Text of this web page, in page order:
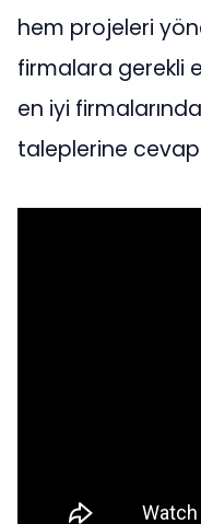
hem projeleri
firmalara gerekli
en iyi
taleplerine cevap